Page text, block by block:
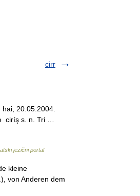
cirr
20.05.2004.
ciríş s. n. Tri …
jezični portal
kleine
von Anderen dem